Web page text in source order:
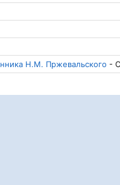
Н.М. Пржевальского -